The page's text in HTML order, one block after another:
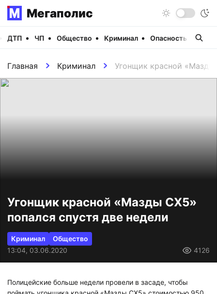
Мегаполис
ДТП ЧП Общество Криминал Опасность
Главная Криминал Угонщик красной «Мазды
Угонщик красной «Мазды СХ5»
попался спустя две недели
Криминал
Общество
13:04, 03.06.2020
4126
Полицейские больше недели провели в засаде, чтобы